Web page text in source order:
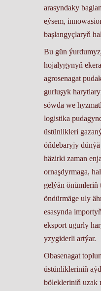
arasyndaky
eýsem,
başlangyçlaryň
Bu gün
hojalygynyň
agrosenagat
gurluşyk
söwda we
logistika
üstünlikleri
öňdebaryjy
häzirki zaman
ornaşdyrmaga,
gelýän önümleriň
öndürmäge uly
esasynda
eksport ugurly
yzygiderli artýar.
Obasenagat
üstünlikleriniň
bölekleriniň uzak